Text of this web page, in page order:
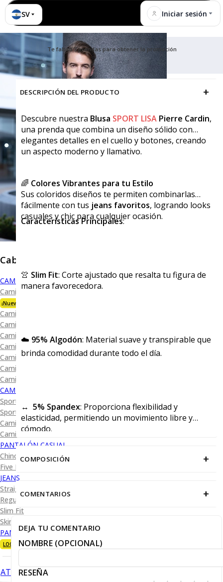
SV Iniciar sesión
Caballero
CAMISAS
Camisa Premium Bambú
¡Nueva Colección!
Camisa Blanca
Camisa Performance
Camisa Piqué
Camisa Oxford
Camisa Lisa y Textura
Camisa Diseño
Camisa Cuadro y Raya
CAMISA SPORT
Sport Lisas
Sport Diseño
Camiseta Lisa
Camiseta Diseño
PANTALÓN CASUAL
Chino
Five Pocket
JEANS
Straight Fit
Regular Fit
Slim Fit
Skinny Fit
PANTALÓN DE VESTIR
LOOKS
ATRÁS
Agregar al carrito
Te faltan 3 prendas para obtener la promoción
DESCRIPCIÓN DEL PRODUCTO +
Descubre nuestra Blusa SPORT LISA Pierre Cardin,
una prenda que combina un diseño sólido con
elegantes detalles en el cuello y botones, creando
un aspecto moderno y llamativo.
🌈 Colores Vibrantes para tu Estilo
Sus coloridos diseños te permiten combinarlas
fácilmente con tus jeans favoritos, logrando looks
casuales y chic para cualquier ocasión.
Características Principales:
👚 Slim Fit: Corte ajustado que resalta tu figura de
manera favorecedora.
☁️ 95% Algodón: Material suave y transpirable que
brinda comodidad durante todo el día.
↔️ 5% Spandex: Proporciona flexibilidad y
elasticidad, permitiendo un movimiento libre y
cómodo.
COMPOSICIÓN +
COMENTARIOS +
DEJA TU COMENTARIO
NOMBRE (OPCIONAL)
RESEÑA